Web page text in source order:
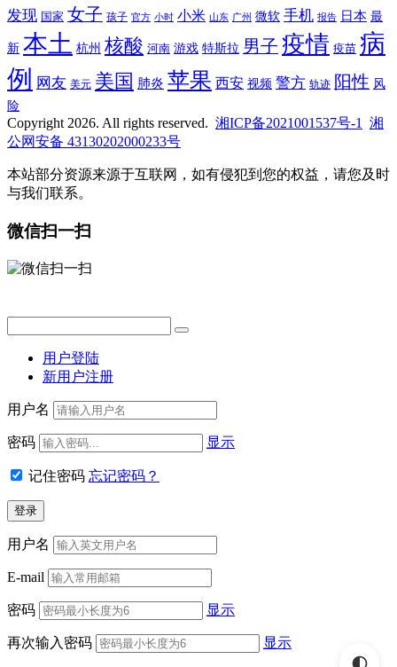
发现 国家 女子 孩子 官方 小时 小米 山东 广州 微软 手机 报告 日本 最
新 本土 杭州 核酸 河南 游戏 特斯拉 男子 疫情 疫苗 病
例
网友 美元 美国 肺炎 苹果 西安 视频 警方 轨迹 阳性 风
险
Copyright 2026. All rights reserved. 湘ICP备2021001537号-1
湘
公网安备 43130202000233号
本站部分资源来源于互联网，如有侵犯到您的权益，请您及时
与我们联系。
微信扫一扫
用户登陆
新用户注册
用户名
密码 显示
记住密码 忘记密码？
用户名
E-mail
密码 显示
再次输入密码 显示